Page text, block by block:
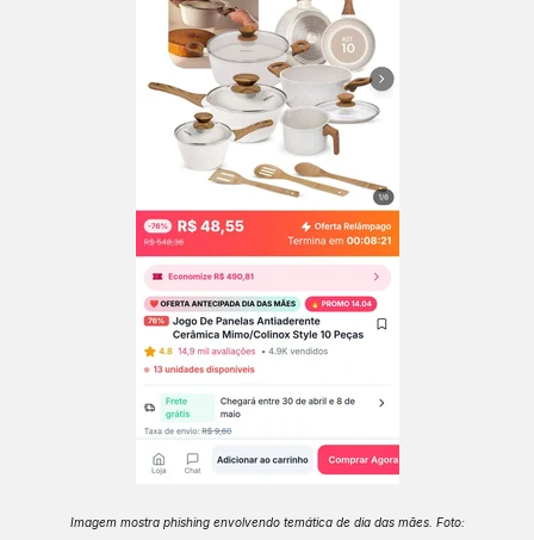
Imagem mostra phishing envolvendo temática de dia das mães. Foto: